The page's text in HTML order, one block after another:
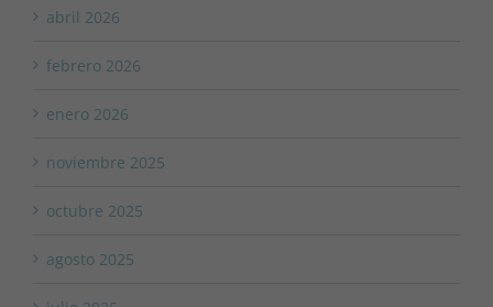
abril 2026
febrero 2026
enero 2026
noviembre 2025
octubre 2025
agosto 2025